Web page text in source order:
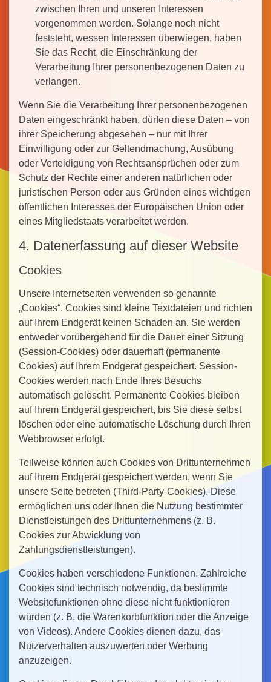
zwischen Ihren und unseren Interessen
vorgenommen werden. Solange noch nicht
feststeht, wessen Interessen überwiegen, haben
Sie das Recht, die Einschränkung der
Verarbeitung Ihrer personenbezogenen Daten zu
verlangen.
Wenn Sie die Verarbeitung Ihrer personenbezogenen
Daten eingeschränkt haben, dürfen diese Daten – von
ihrer Speicherung abgesehen – nur mit Ihrer
Einwilligung oder zur Geltendmachung, Ausübung
oder Verteidigung von Rechtsansprüchen oder zum
Schutz der Rechte einer anderen natürlichen oder
juristischen Person oder aus Gründen eines wichtigen
öffentlichen Interesses der Europäischen Union oder
eines Mitgliedstaats verarbeitet werden.
4. Datenerfassung auf dieser Website
Cookies
Unsere Internetseiten verwenden so genannte
„Cookies“. Cookies sind kleine Textdateien und richten
auf Ihrem Endgerät keinen Schaden an. Sie werden
entweder vorübergehend für die Dauer einer Sitzung
(Session-Cookies) oder dauerhaft (permanente
Cookies) auf Ihrem Endgerät gespeichert. Session-
Cookies werden nach Ende Ihres Besuchs
automatisch gelöscht. Permanente Cookies bleiben
auf Ihrem Endgerät gespeichert, bis Sie diese selbst
löschen oder eine automatische Löschung durch Ihren
Webbrowser erfolgt.
Teilweise können auch Cookies von Drittunternehmen
auf Ihrem Endgerät gespeichert werden, wenn Sie
unsere Seite betreten (Third-Party-Cookies). Diese
ermöglichen uns oder Ihnen die Nutzung bestimmter
Dienstleistungen des Drittunternehmens (z. B.
Cookies zur Abwicklung von
Zahlungsdienstleistungen).
Cookies haben verschiedene Funktionen. Zahlreiche
Cookies sind technisch notwendig, da bestimmte
Websitefunktionen ohne diese nicht funktionieren
würden (z. B. die Warenkorbfunktion oder die Anzeige
von Videos). Andere Cookies dienen dazu, das
Nutzerverhalten auszuwerten oder Werbung
anzuzeigen.